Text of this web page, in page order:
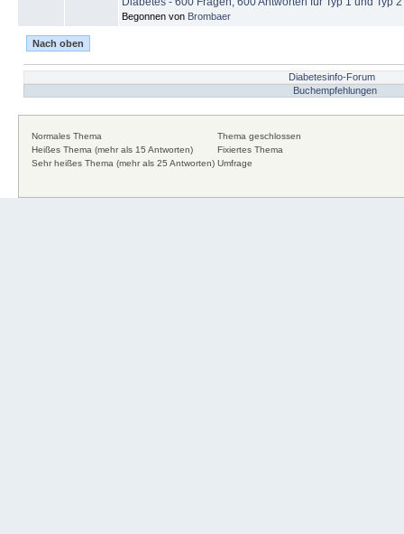
Begonnen von Brombaer
Nach oben
Diabetesinfo-Forum
Buchempfehlungen
Normales Thema
Heißes Thema (mehr als 15 Antworten)
Sehr heißes Thema (mehr als 25 Antworten)
Thema geschlossen
Fixiertes Thema
Umfrage